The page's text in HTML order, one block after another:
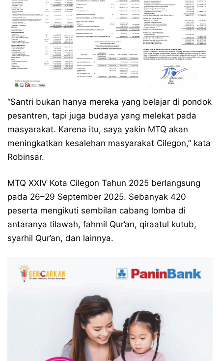
“Santri bukan hanya mereka yang belajar di pondok
pesantren, tapi juga budaya yang melekat pada
masyarakat. Karena itu, saya yakin MTQ akan
meningkatkan kesalehan masyarakat Cilegon,” kata
Robinsar.
MTQ XXIV Kota Cilegon Tahun 2025 berlangsung
pada 26–29 September 2025. Sebanyak 420
peserta mengikuti sembilan cabang lomba di
antaranya tilawah, fahmil Qur’an, qiraatul kutub,
syarhil Qur’an, dan lainnya.